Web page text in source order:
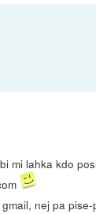
mi lahka kdo
nej pa pise-